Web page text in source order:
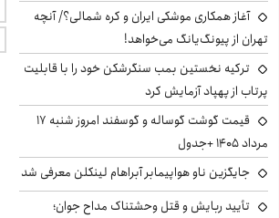
آغاز همکاری موشکی ایران و کره شمالی؟/ آنچه
تهران از پیونگ‌یانگ می‌خواهد!
ترکیه نخستین بمب سنگرشکن خود را با قابلیت
پرتاب از پهپاد آزمایش کرد
قیمت گوشت گوساله و گوسفند امروز شنبه ۱۷
مرداد ۱۴۰۵ +جدول
جایگزین ناو هواپیمابر آبراهام لینکلن معرفی شد
تأیید ربایش و قتل وحشتناک مداح جوان؛